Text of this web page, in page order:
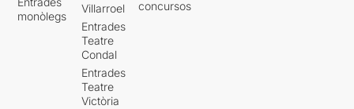
monòlegs
Villarroel
Entrades
Teatre
Condal
Entrades
Teatre
Victòria
concursos